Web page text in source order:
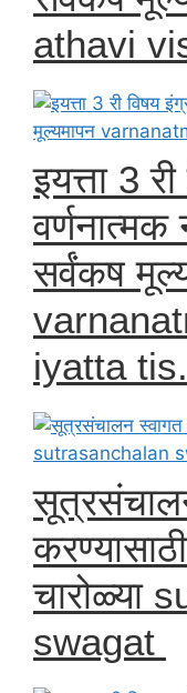
athavi
इयत्ता 3
वर्णनात्मक
सर्वंकष
iyatta
चारोळ्या
swagat